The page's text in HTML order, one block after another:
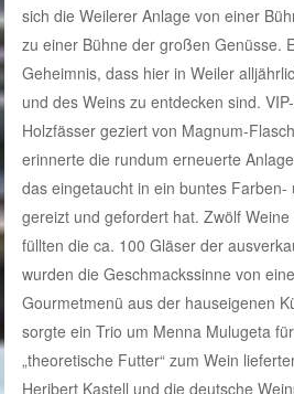
sich die Weilerer Anlage von einer
zu einer Bühne der großen Genüsse.
Geheimnis, dass hier in Weiler
und des Weins zu entdecken sind.
Holzfässer geziert von Magnum-
erinnerte die rundum erneuerte
das eingetaucht in ein buntes
gereizt und gefordert hat. Zwölf
füllten die ca. 100 Gläser der
wurden die Geschmackssinne von
Gourmetmenü aus der hauseigenen
sorgte ein Trio um Menna Mulugeta
„theoretische Futter“ zum Wein
Heribert Kastell und die deutsche